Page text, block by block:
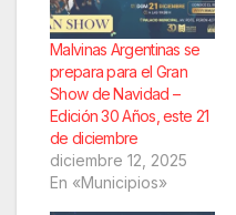
Malvinas Argentinas se
prepara para el Gran
Show de Navidad –
Edición 30 Años, este 21
de diciembre
diciembre 12, 2025
En «Municipios»